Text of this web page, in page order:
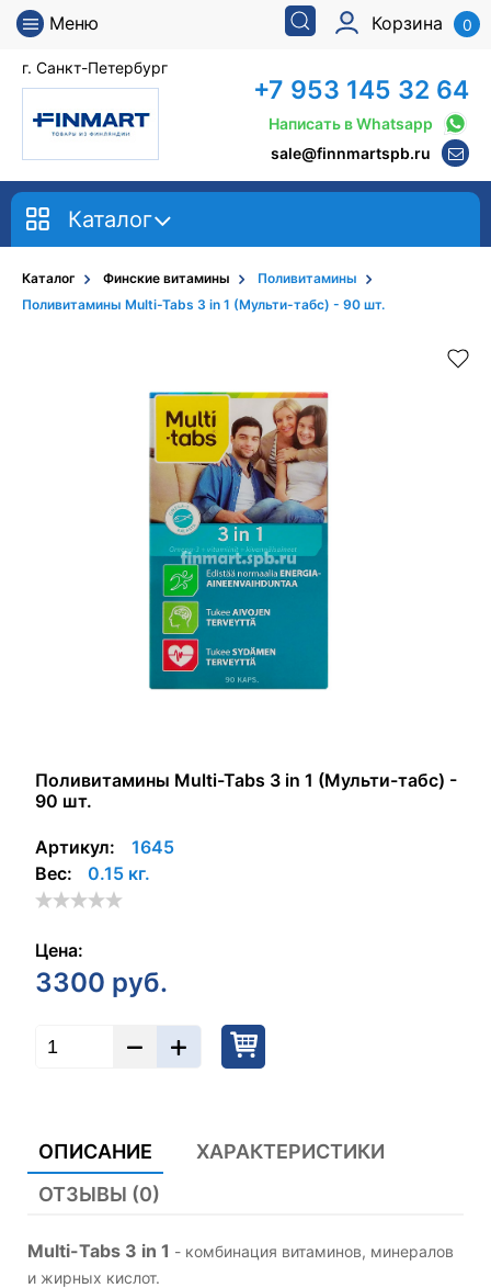
Меню
г. Санкт-Петербург
Корзина 0
+7 953 145 32 64
Написать в Whatsapp
sale@finnmartspb.ru
Каталог
Каталог Финские витамины
Поливитамины
Поливитамины Multi-Tabs 3 in 1 (Мульти-табс) - 90 шт.
Поливитамины Multi-Tabs 3 in 1 (Мульти-табс) -
90 шт.
Артикул:
1645
Вес:
0.15 кг.
Цена:
3300 руб.
ОПИСАНИЕ
ХАРАКТЕРИСТИКИ
ОТЗЫВЫ (0)
Multi-Tabs 3 in 1 - комбинация витаминов, минералов
и жирных кислот.